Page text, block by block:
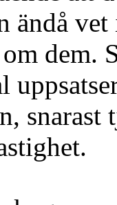
ändå
dem.
snarast